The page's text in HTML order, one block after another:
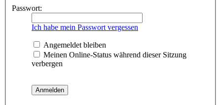
Passwort:
Ich habe mein Passwort vergessen
Angemeldet bleiben
Meinen Online-Status während dieser Sitzung
verbergen